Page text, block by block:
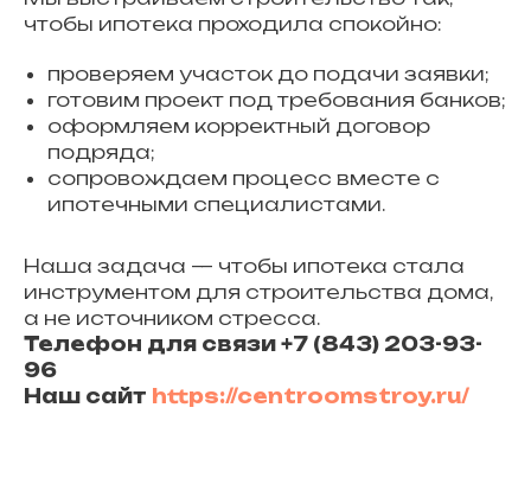
чтобы ипотека проходила спокойно:
проверяем участок до подачи заявки;
готовим проект под требования банков;
оформляем корректный договор
подряда;
сопровождаем процесс вместе с
ипотечными специалистами.
Наша задача — чтобы ипотека стала
инструментом для строительства дома,
а не источником стресса.
Телефон для связи +7 (843) 203-93-
96
Наш сайт https://centroomstroy.ru/